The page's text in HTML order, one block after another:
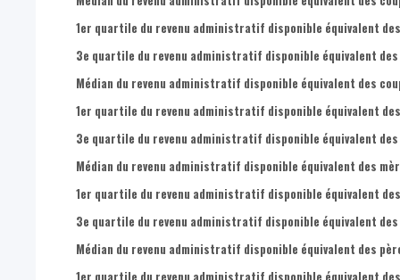
1er quartile du revenu administratif disponible équivalent
3e quartile du revenu administratif disponible équivalent des
Médian du revenu administratif disponible équivalent des
1er quartile du revenu administratif disponible équivalent
3e quartile du revenu administratif disponible équivalent
Médian du revenu administratif disponible équivalent des
1er quartile du revenu administratif disponible équivalent
3e quartile du revenu administratif disponible équivalent
Médian du revenu administratif disponible équivalent des